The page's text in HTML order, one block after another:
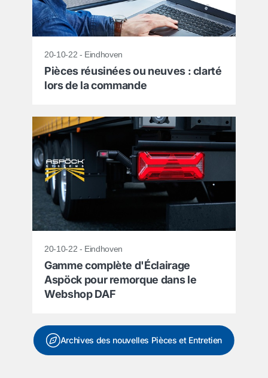
20-10-22 - Eindhoven
Pièces réusinées ou neuves : clarté
lors de la commande
20-10-22 - Eindhoven
Gamme complète d'Éclairage
Aspöck pour remorque dans le
Webshop DAF
Archives des nouvelles Pièces et Entretien